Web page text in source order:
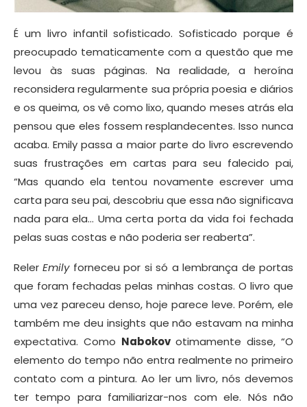
É um livro infantil sofisticado. Sofisticado porque é
preocupado tematicamente com a questão que me
levou às suas páginas. Na realidade, a heroína
reconsidera regularmente sua própria poesia e diários
e os queima, os vê como lixo, quando meses atrás ela
pensou que eles fossem resplandecentes. Isso nunca
acaba. Emily passa a maior parte do livro escrevendo
suas frustrações em cartas para seu falecido pai,
“Mas quando ela tentou novamente escrever uma
carta para seu pai, descobriu que essa não significava
nada para ela… Uma certa porta da vida foi fechada
pelas suas costas e não poderia ser reaberta”.
RelerEmilyforneceu por si só a lembrança de portas
que foram fechadas pelas minhas costas. O livro que
uma vez pareceu denso, hoje parece leve. Porém, ele
também me deu insights que não estavam na minha
expectativa. Como Nabokovotimamente disse, “O
elemento do tempo não entra realmente no primeiro
contato com a pintura. Ao ler um livro, nós devemos
ter tempo para familiarizar-nos com ele. Nós não